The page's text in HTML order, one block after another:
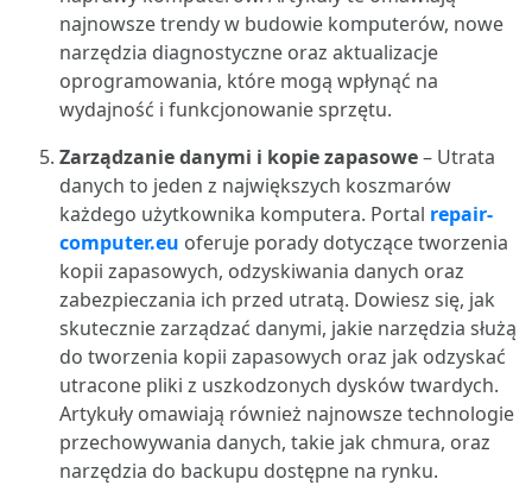
najnowsze trendy w budowie komputerów, nowe
narzędzia diagnostyczne oraz aktualizacje
oprogramowania, które mogą wpłynąć na
wydajność i funkcjonowanie sprzętu.
Zarządzanie danymi i kopie zapasowe– Utrata
danych to jeden z największych koszmarów
każdego użytkownika komputera. Portal repair-
computer.eu oferuje porady dotyczące tworzenia
kopii zapasowych, odzyskiwania danych oraz
zabezpieczania ich przed utratą. Dowiesz się, jak
skutecznie zarządzać danymi, jakie narzędzia służą
do tworzenia kopii zapasowych oraz jak odzyskać
utracone pliki z uszkodzonych dysków twardych.
Artykuły omawiają również najnowsze technologie
przechowywania danych, takie jak chmura, oraz
narzędzia do backupu dostępne na rynku.